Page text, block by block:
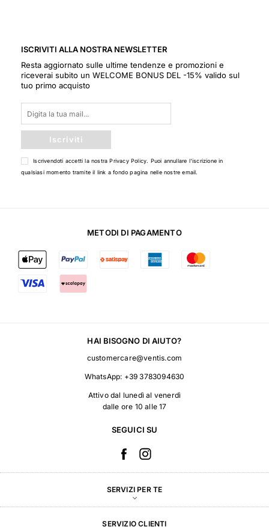
ISCRIVITI ALLA NOSTRA NEWSLETTER
Resta aggiornato sulle ultime tendenze e promozioni e
riceverai subito un WELCOME BONUS DEL -15% valido sul
tuo primo acquisto
Iscriviti
Iscrivendoti accetti la nostraPrivacy Policy . Puoi annullare l'iscrizione in
qualsiasi momento tramite il link a fondo pagina nelle nostre email.
METODI DI PAGAMENTO
HAI BISOGNO DI AIUTO?
customercare@ventis.com
WhatsApp: +39 3783094630
Attivo dal lunedì al venerdì
dalle ore 10 alle 17
SEGUICI SU
SERVIZI PER TE
SERVIZIO CLIENTI